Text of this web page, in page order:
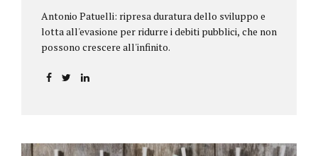
Antonio Patuelli: ripresa duratura dello sviluppo e
lotta all'evasione per ridurre i debiti pubblici, che non
possono crescere all'infinito.